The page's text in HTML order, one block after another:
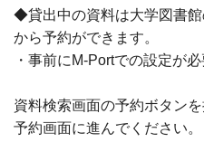
◆貸出中の資料は大学図書
から予約ができます。
・事前にM-Portでの設定が
資料検索画面の予約ボタン
予約画面に進んでください。